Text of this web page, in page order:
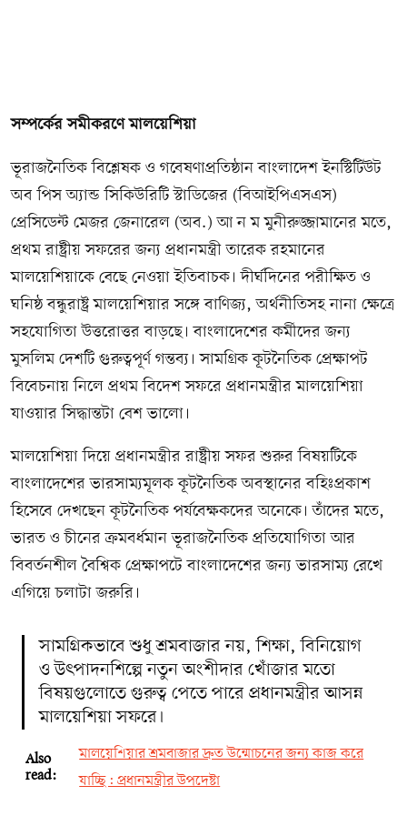
সম্পর্কের সমীকরণে মালয়েশিয়া
ভূরাজনৈতিক বিশ্লেষক ও গবেষণাপ্রতিষ্ঠান বাংলাদেশ ইনস্টিটিউট
অব পিস অ্যান্ড সিকিউরিটি স্টাডিজের (বিআইপিএসএস)
প্রেসিডেন্ট মেজর জেনারেল (অব.) আ ন ম মুনীরুজ্জামানের মতে,
প্রথম রাষ্ট্রীয় সফরের জন্য প্রধানমন্ত্রী তারেক রহমানের
মালয়েশিয়াকে বেছে নেওয়া ইতিবাচক। দীর্ঘদিনের পরীক্ষিত ও
ঘনিষ্ঠ বন্ধুরাষ্ট্র মালয়েশিয়ার সঙ্গে বাণিজ্য, অর্থনীতিসহ নানা ক্ষেত্রে
সহযোগিতা উত্তরোত্তর বাড়ছে। বাংলাদেশের কর্মীদের জন্য
মুসলিম দেশটি গুরুত্বপূর্ণ গন্তব্য। সামগ্রিক কূটনৈতিক প্রেক্ষাপট
বিবেচনায় নিলে প্রথম বিদেশ সফরে প্রধানমন্ত্রীর মালয়েশিয়া
যাওয়ার সিদ্ধান্তটা বেশ ভালো।
মালয়েশিয়া দিয়ে প্রধানমন্ত্রীর রাষ্ট্রীয় সফর শুরুর বিষয়টিকে
বাংলাদেশের ভারসাম্যমূলক কূটনৈতিক অবস্থানের বহিঃপ্রকাশ
হিসেবে দেখছেন কূটনৈতিক পর্যবেক্ষকদের অনেকে। তাঁদের মতে,
ভারত ও চীনের ক্রমবর্ধমান ভূরাজনৈতিক প্রতিযোগিতা আর
বিবর্তনশীল বৈশ্বিক প্রেক্ষাপটে বাংলাদেশের জন্য ভারসাম্য রেখে
এগিয়ে চলাটা জরুরি।
সামগ্রিকভাবে শুধু শ্রমবাজার নয়, শিক্ষা, বিনিয়োগ
ও উৎপাদনশিল্পে নতুন অংশীদার খোঁজার মতো
বিষয়গুলোতে গুরুত্ব পেতে পারে প্রধানমন্ত্রীর আসন্ন
মালয়েশিয়া সফরে।
Also
read:
মালয়েশিয়ার শ্রমবাজার দ্রুত উন্মোচনের জন্য কাজ করে
যাচ্ছি: প্রধানমন্ত্রীর উপদেষ্টা